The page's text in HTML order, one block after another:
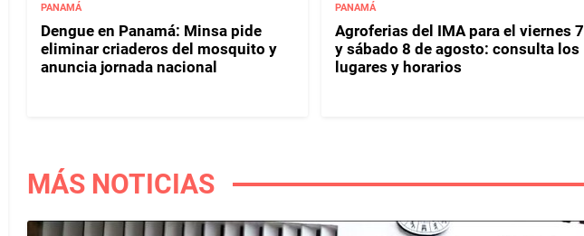
PANAMÁ
Dengue en Panamá: Minsa pide
eliminar criaderos del mosquito y
anuncia jornada nacional
PANAMÁ
Agroferias del IMA para el viernes 7
y sábado 8 de agosto: consulta los
lugares y horarios
MÁS NOTICIAS